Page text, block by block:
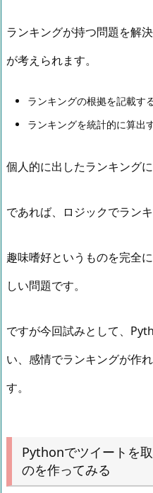
ランキングが持つ問題を解
が考えられます。
ランキングの根拠を記載す
ランキングを統計的に算出
個人的に出したランキング
であれば、ロジックでラン
趣味嗜好というものを完全
しい問題です。
ですが今回試みとして、
い、感情でランキングが作
す。
Pythonでツイートを
のを作ってみる